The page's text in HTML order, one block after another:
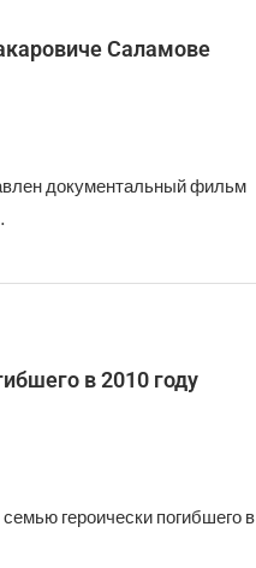
Саламове
документальный фильм
в 2010 году
героически погибшего в